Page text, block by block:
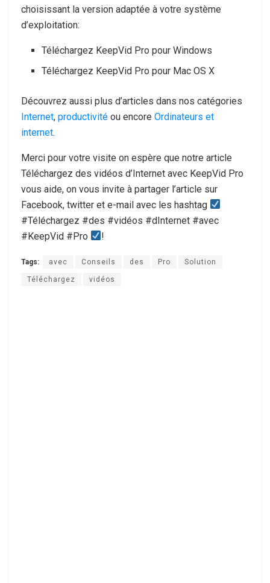
choisissant la version adaptée à votre système
d’exploitation:
Téléchargez KeepVid Pro pour Windows
Téléchargez KeepVid Pro pour Mac OS X
Découvrez aussi plus d’articles dans nos catégories
Internet, productivité ou encore Ordinateurs et
internet.
Merci pour votre visite on espère que notre article
Téléchargez des vidéos d’Internet avec KeepVid Pro
vous aide, on vous invite à partager l’article sur
Facebook, twitter et e-mail avec les hashtag
#Téléchargez #des #vidéos #dInternet #avec
#KeepVid #Pro
!
Tags: avec Conseils des Pro Solution
Téléchargez vidéos